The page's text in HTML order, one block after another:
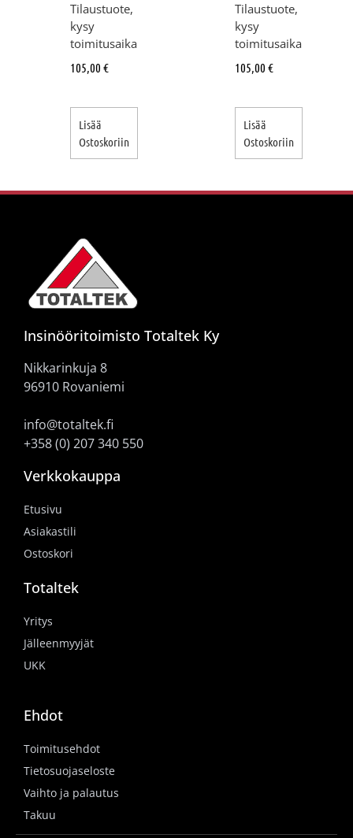
Tilaustuote,
kysy
toimitusaika
105,00 €
Lisää
Ostoskoriin
Tilaustuote,
kysy
toimitusaika
105,00 €
Lisää
Ostoskoriin
Insinööritoimisto Totaltek Ky
Nikkarinkuja 8
96910 Rovaniemi
info@totaltek.fi
+358 (0) 207 340 550
Verkkokauppa
Etusivu
Asiakastili
Ostoskori
Totaltek
Yritys
Jälleenmyyjät
UKK
Ehdot
Toimitusehdot
Tietosuojaseloste
Vaihto ja palautus
Takuu